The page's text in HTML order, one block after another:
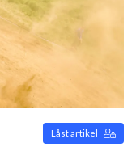
Låst artikel